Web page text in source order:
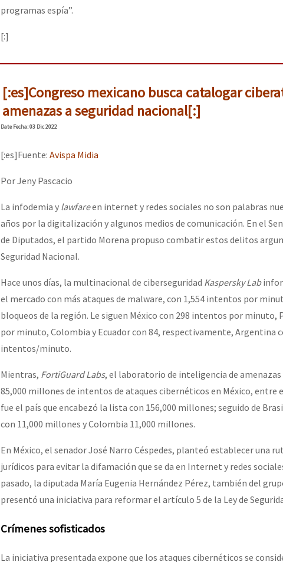
programas espía”.
[:]
[:es]Congreso mexicano busca catalogar
amenazas a seguridad nacional[:]
DateFecha: 03 Dic 2022
[:es]Fuente: Avispa Midia
Por Jeny Pascacio
La infodemia y lawfareen internet y redes sociales no son palabras
años por la digitalización y algunos medios de comunicación. En el
de Diputados, el partido Morena propuso combatir estos delitos
Seguridad Nacional.
Hace unos días, la multinacional de ciberseguridad Kaspersky Lab
el mercado con más ataques de malware, con 1,554 intentos por
bloqueos de la región. Le siguen México con 298 intentos por minuto,
por minuto, Colombia y Ecuador con 84, respectivamente, Argentina
intentos/minuto.
Mientras, FortiGuard Labs, el laboratorio de inteligencia de
85,000 millones de intentos de ataques cibernéticos en México, entre
fue el país que encabezó la lista con 156,000 millones; seguido de
con 11,000 millones y Colombia 11,000 millones.
En México, el senador José Narro Céspedes, planteó establecer una
jurídicos para evitar la difamación que se da en Internet y redes
pasado, la diputada María Eugenia Hernández Pérez, también del
presentó una iniciativa para reformar el artículo 5 de la Ley de
Crímenes sofisticados
La iniciativa presentada expone que los ataques cibernéticos se